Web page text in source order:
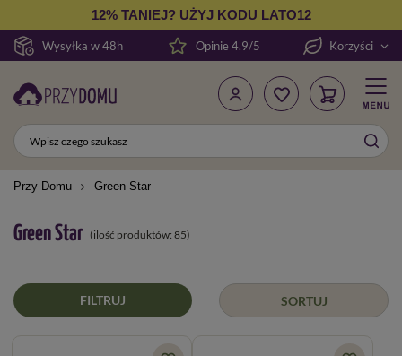
Wysyłka w 48h
12% TANIEJ? UŻYJ KODU LATO12
Opinie 4.9/5 Korzyści
Przy Domu Green Star
Green Star (ilość produktów: 85)
SORTUJ
FILTRUJ